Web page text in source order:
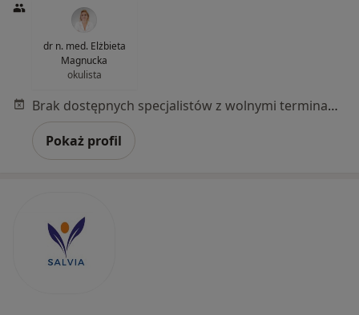
dr n. med. Elżbieta
Magnucka
okulista
Brak dostępnych specjalistów z wolnymi terminami w tym centrum medycznym.
Pokaż profil